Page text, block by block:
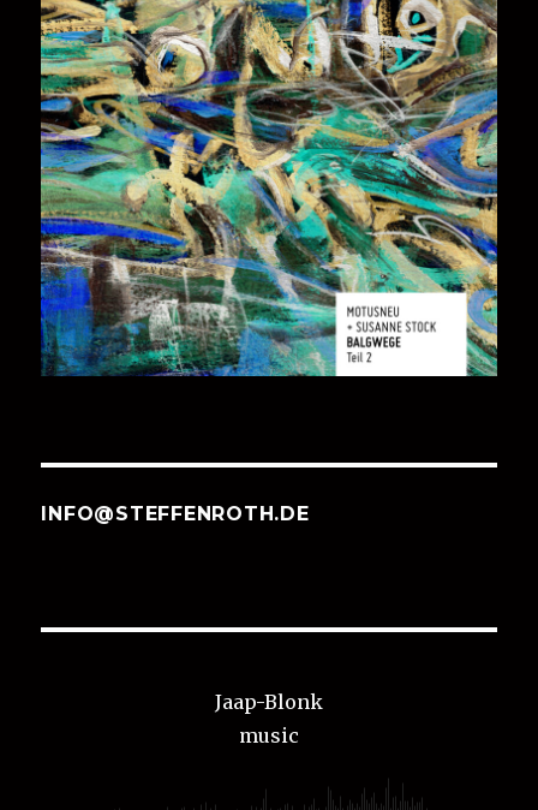
INFO@STEFFENROTH.DE
Jaap-Blonk
music